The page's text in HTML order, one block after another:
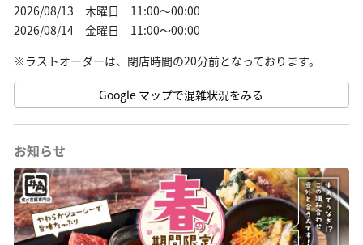
2026/08/13 木曜日 11:00～00:00
2026/08/14 金曜日 11:00～00:00
Google マップで混雑状況をみる
お知らせ